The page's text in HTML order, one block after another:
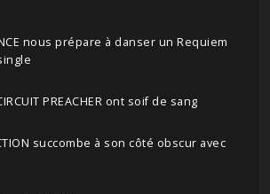
nous prépare à danser un Requiem
PREACHER ont soif de sang
succombe à son côté obscur avec